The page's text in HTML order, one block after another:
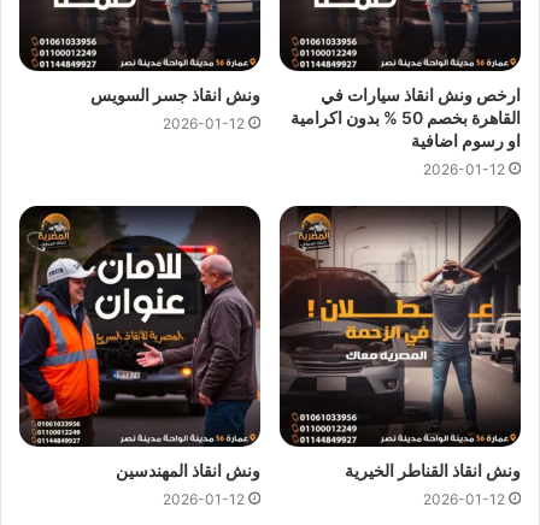
اتصل بفريق خدمة العملاء الان فنحن نوفر خدماتنا على مدار 24
ساعة للحصول علىاقرب ونش انقاذ في عابدين فريق ونش
المصريةعلى اتم الاستعداد و جاهز لمساعدتك في اي وقت من
النهار او الليل 24/7/365 تشمل خدمات
الانقاذ السريع
للسياراتعلي ما يلي:
ونش انقاذلـجر السيارات
ونش انقاذ
لـنقل السيارات
ونش انقاذلـنقل السيارات الجديدة.
ونش انقاذلـنقل سيارات الحوادث.
ونش انقاذلـ المعدات الثقيلة.
ونش انقاذ
نقل الموتوسيكلات والبيتش باجي.
ونش انقاذلـنقل القوارب
وسيارات الجولف.
ونش انقاذ
نقل الكرافانات .
ارخص ونش انقاذ سيارات في
القاهرة بخصم 50 % بدون اكرامية
او رسوم اضافية
2026-01-12
ونش انقاذ جسر السويس
2026-01-12
ونش انقاذ القناطر الخيرية
2026-01-12
ونش انقاذ المهندسين
2026-01-12